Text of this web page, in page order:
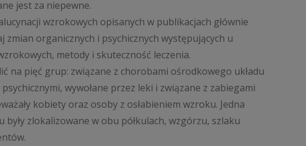
jest za niepewne.
wzrokowych opisanych w publikacjach głównie
organicznych i psychicznych występujących u
metody i skuteczność leczenia.
na pięć grup: związane z chorobami ośrodkowego układu
wywołane przez leki i związane z zabiegami
kobiety oraz osoby z osłabieniem wzroku. Jedna
zlokalizowane w obu półkulach, wzgórzu, szlaku